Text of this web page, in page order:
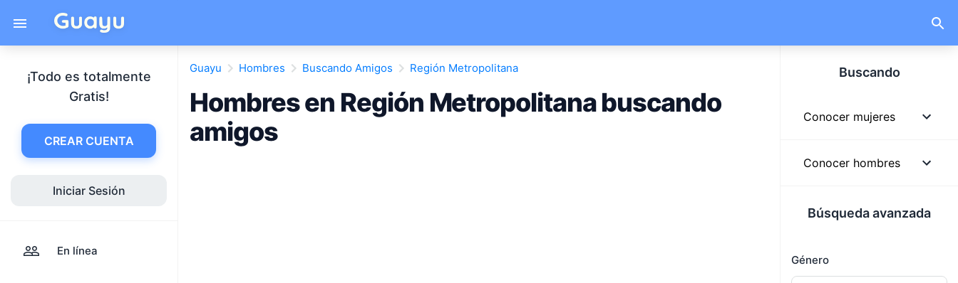
Buscando
Conocer mujeres
Mujeres lindas
Mujeres buscando
hombres
Conocer hombres
Hombres guapos
Búsqueda avanzada
Género
¡Todo es totalmente
Gratis!
CREAR CUENTA
Iniciar Sesión
En línea
Guayu Hombres Buscando Amigos Región Metropolitana
Hombres en Región Metropolitana buscando
amigos